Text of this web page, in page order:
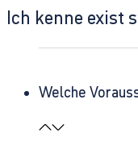
Ich kenne exist
Welche